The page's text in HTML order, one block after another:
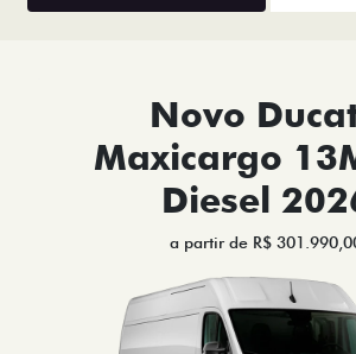
Novo
Maxicargo
Diesel
a partir de R$